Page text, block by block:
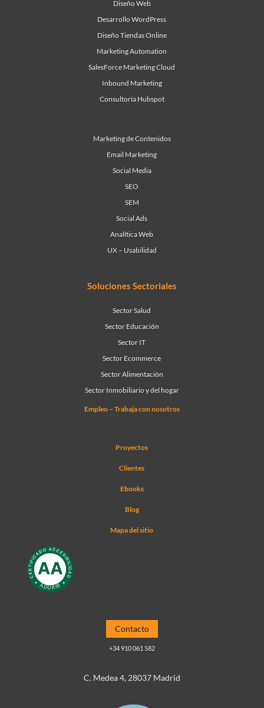
Diseño Web
Desarrollo WordPress
Diseño Tiendas Online
Marketing Automation
SalesForce Marketing Cloud
Inbound Marketing
Consultoría Hubspot
Marketing de Contenidos
Email Marketing
Social Media
SEO
SEM
Social Ads
Analítica Web
UX – Usabilidad
Soluciones Sectoriales
Sector Salud
Sector Educación
Sector IT
Sector Ecommerce
Sector Alimentación
Sector Inmobiliario y del hogar
Empleo – Trabaja con nosotros
Proyectos
Clientes
Ebooks
Blog
Mapa del sitio
Contacto
+34 910 061 582
C. Medea 4, 28037 Madrid